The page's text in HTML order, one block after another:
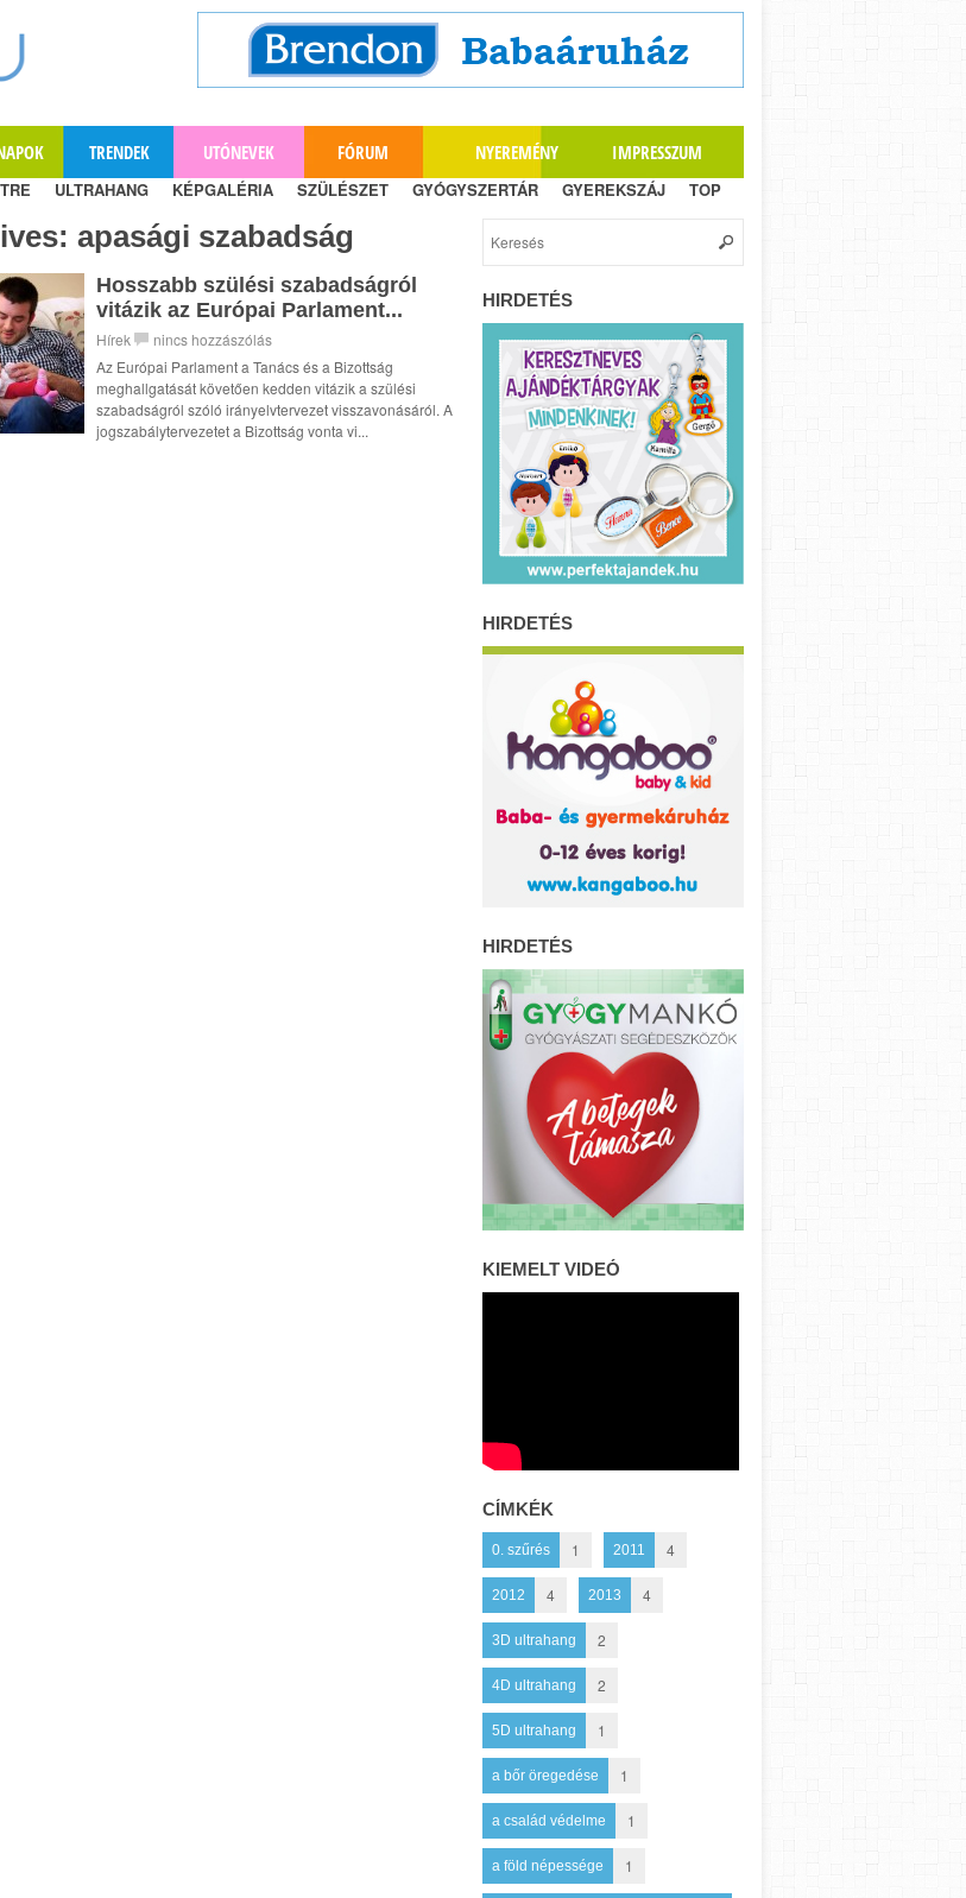
TRENDEK UTÓNEVEK FÓRUM NYEREMÉNY IMPRESSZUM
ULTRAHANG KÉPGALÉRIA SZÜLÉSZET GYÓGYSZERTÁR GYEREKSZÁJ TOP
apasági szabadság
Hosszabb szülési szabadságról
vitázik az Európai Parlament...
Hírek
nincs hozzászólás
Az Európai Parlament a Tanács és a Bizottság
meghallgatását követően kedden vitázik a szülési
szabadságról szóló irányelvtervezet visszavonásáról. A
jogszabálytervezetet a Bizottság vonta vi...
HIRDETÉS
HIRDETÉS
HIRDETÉS
KIEMELT VIDEÓ
CÍMKÉK
0. szűrés 1 2011 4
2012 4 2013 4
3D ultrahang 2
4D ultrahang 2
5D ultrahang 1
a bőr öregedése 1
a család védelme 1
a föld népessége 1